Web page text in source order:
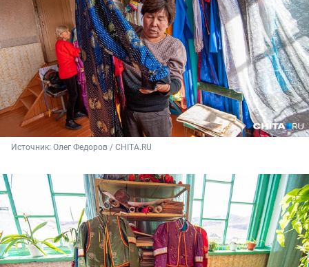
Источник: Олег Федоров / CHITA.RU